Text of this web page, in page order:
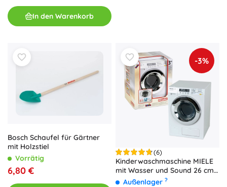
In den Warenkorb
Bosch Schaufel für Gärtner
mit Holzstiel
Vorrätig
6,80 €
-3%
(6)
Kinderwaschmaschine MIELE
mit Wasser und Sound 26 cm
KLEIN
Außenlager ?